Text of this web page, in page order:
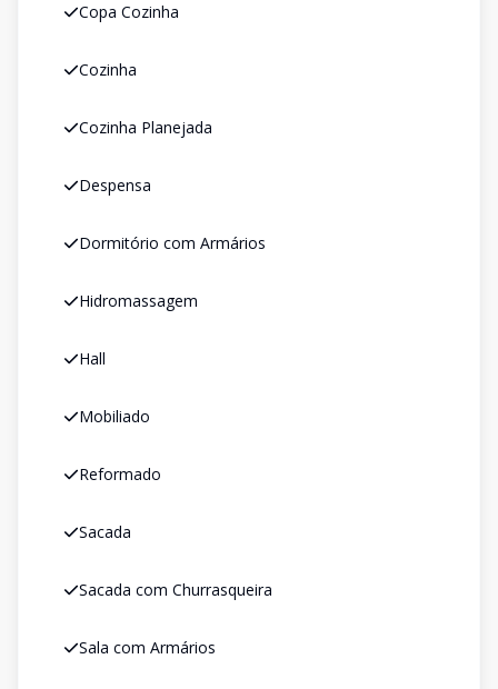
Copa Cozinha
Cozinha
Cozinha Planejada
Despensa
Dormitório com Armários
Hidromassagem
Hall
Mobiliado
Reformado
Sacada
Sacada com Churrasqueira
Sala com Armários